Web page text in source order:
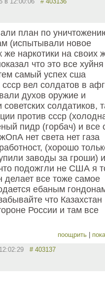
план по
(испытывали новое
же наркотики на своих
что это все
самый успех сша
вел солдатов в
духов оружие и
солдатиков,
против ссср
пидр (горбач) и все
нет света нет газа
(хорошо
заводы за грoши) и
подожгли не США я
делает все тоже самое
ебаным
что Казахстан
России и там все
поощрить |
# 403137